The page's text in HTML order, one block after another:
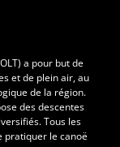
a pour but de
et de plein air, au
de la région.
des descentes
Tous les
pratiquer le canoë